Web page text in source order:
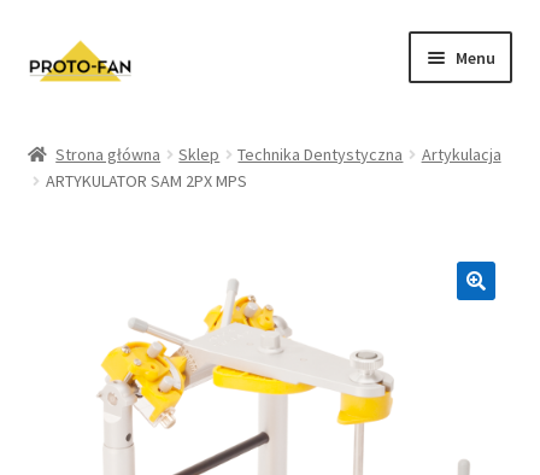
Menu
Kursy Stomatologiczne
Zwroty i Reklamacje
Regulamin sklepu
Strona główna Sklep Technika Dentystyczna
Artykulacja
ARTYKULATOR SAM 2PX MPS